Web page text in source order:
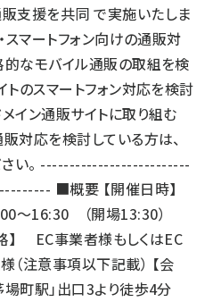
支援を共同 で実施いたしま
スマートフォン向けの通販対
的なモバイル通販の取組を検
トのスマートフォン対応を検討
イン通販サイトに取り組む
対応を検討している方は、
さい。 --------------------------
■概要 【開催日時】
～16:30 （開場13:30）
】 EC事業者様もしくはEC
（注意事項以下記載） 【会
町駅」出口3より徒歩4分